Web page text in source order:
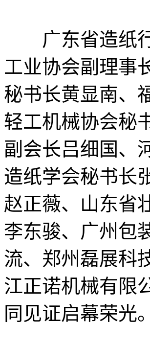
广东省造纸行
工业协会副理事
秘书长黄显南、
轻工机械协会秘
副会长吕细国、
造纸学会秘书长
赵正薇、山东省
李东骏、广州包
流、郑州磊展科
江正诺机械有限
同见证启幕荣光。